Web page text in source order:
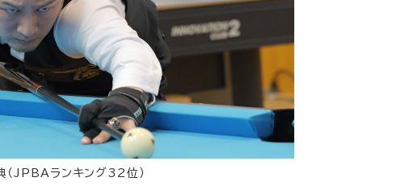
（JPBAランキング32位）